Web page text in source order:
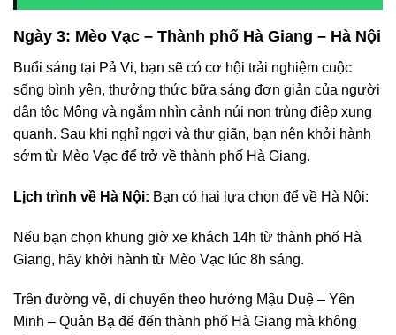
Ngày 3: Mèo Vạc – Thành phố Hà Giang – Hà Nội
Buổi sáng tại Pả Vi, bạn sẽ có cơ hội trải nghiệm cuộc
sống bình yên, thưởng thức bữa sáng đơn giản của người
dân tộc Mông và ngắm nhìn cảnh núi non trùng điệp xung
quanh. Sau khi nghỉ ngơi và thư giãn, bạn nên khởi hành
sớm từ Mèo Vạc để trở về thành phố Hà Giang.
Lịch trình về Hà Nội: Bạn có hai lựa chọn để về Hà Nội:
Nếu bạn chọn khung giờ xe khách 14h từ thành phố Hà
Giang, hãy khởi hành từ Mèo Vạc lúc 8h sáng.
Trên đường về, di chuyển theo hướng Mậu Duệ – Yên
Minh – Quản Bạ để đến thành phố Hà Giang mà không